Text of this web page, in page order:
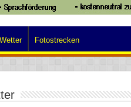
Fotostrecken